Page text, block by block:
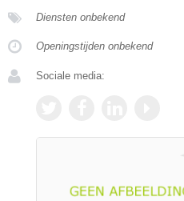
Diensten onbekend
Openingstijden onbekend
Sociale media: